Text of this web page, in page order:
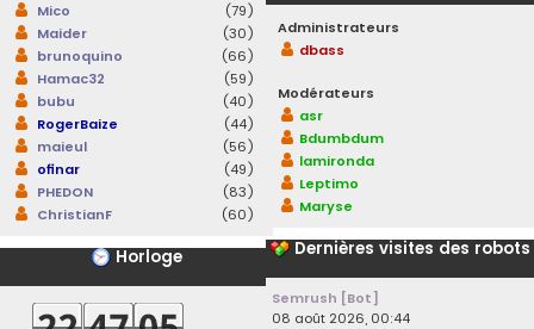
Mico
(79)
Maider
(30)
brunoquino
(66)
Hamac32
(59)
bubu
(40)
RogerBaize
(44)
maieul
(56)
ofinar
(49)
PHEDON
(83)
ChristianF
(60)
Horloge
Administrateurs
dbass
Modérateurs
asr
Bdumbdum
lamironda
Leptimo
Maryse
Dernières visites des robots
Semrush [Bot]
08 août 2026, 00:44